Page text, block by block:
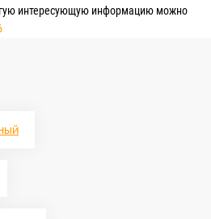
интересующую информацию можно